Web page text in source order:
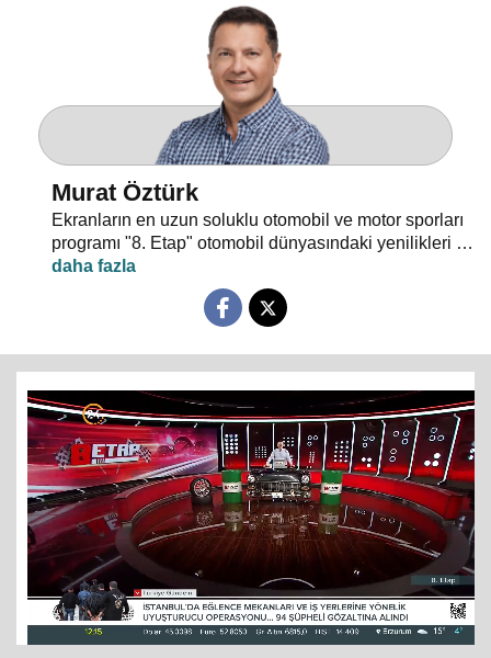
Murat Öztürk
Ekranların en uzun soluklu otomobil ve motor sporları
programı "8. Etap" otomobil dünyasındaki yenilikleri ve
son haberleri ekrana yansıtıyor.